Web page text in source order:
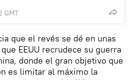
GMT
que el revés se dé en unas
EEUU recrudece su guerra
donde el gran objetivo que
es limitar al máximo la